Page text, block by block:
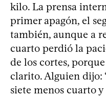
kilo. La prensa
primer apagón, el
también, aunque a
cuarto perdió la
de los cortes,
clarito. Alguien dijo:
siete menos cuarto